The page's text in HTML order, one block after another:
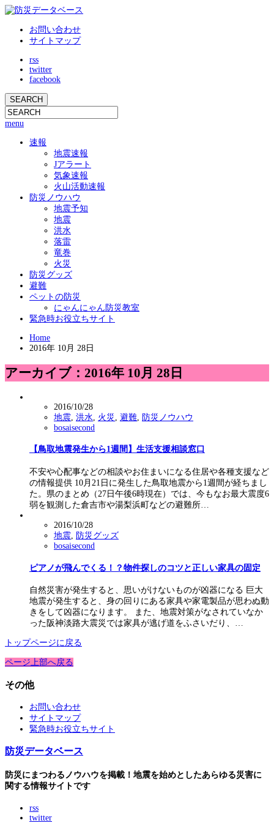
お問い合わせ
サイトマップ
rss
twitter
facebook
menu
速報
地震速報
Jアラート
気象速報
火山活動速報
防災ノウハウ
地震予知
地震
洪水
落雷
竜巻
火災
防災グッズ
避難
ペットの防災
にゃんにゃん防災教室
緊急時お役立ちサイト
Home
2016年 10月 28日
アーカイブ：2016年 10月 28日
2016/10/28
地震 洪水 火災 避難
防災ノウハウ
bosaisecond
【鳥取地震発生から1週間】生活支援相談窓口
不安や心配事などの相談やお住まいになる住居や各種支援など
の情報提供 10月21日に発生した鳥取地震から1週間が経ちまし
た。県のまとめ（27日午後6時現在）では、今もなお最大震度6
弱を観測した倉吉市や湯梨浜町などの避難所…
2016/10/28
地震, 防災グッズ
bosaisecond
ピアノが飛んでくる！？物件探しのコツと正しい家具の固定
自然災害が発生すると、思いがけないものが凶器になる 巨大
地震が発生すると、身の回りにある家具や家電製品が思わぬ動
きをして凶器になります。 また、地震対策がなされていなか
った阪神淡路大震災では家具が逃げ道をふさいだり、…
トップページに戻る
ページ上部へ戻る
その他
お問い合わせ
サイトマップ
緊急時お役立ちサイト
防災データベース
防災にまつわるノウハウを掲載！地震を始めとしたあらゆる災害に
関する情報サイトです
rss
twitter